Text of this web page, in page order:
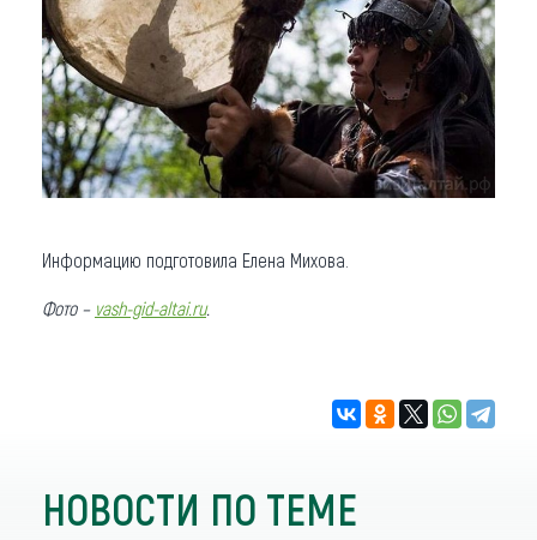
Информацию подготовила Елена Михова.
Фото – vash-gid-altai.ru.
НОВОСТИ ПО ТЕМЕ